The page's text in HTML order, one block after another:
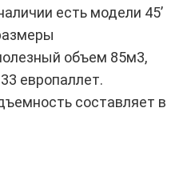
есть модели 45’
объем 85м3,
европаллет.
составляет в